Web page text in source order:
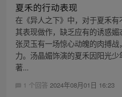
夏禾的行动表现
在《异人之下》中，对于夏禾
其表现做作，缺乏应有的诱惑
张灵玉有一场惊心动魄的肉搏
力。汤晶媚饰演的夏禾因阳光
著...
1 个回答 2024年08月01日 16:23